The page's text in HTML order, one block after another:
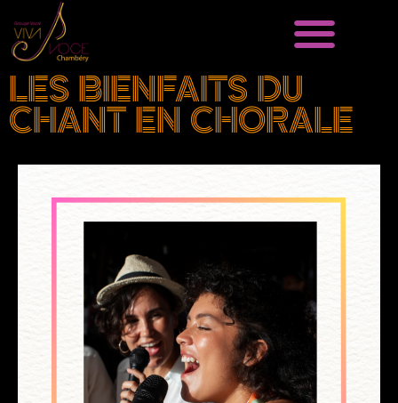
CHORALE VIVA VOCE
GROUPE VOCAL
LES BIENFAITS DU
CHANT EN CHORALE